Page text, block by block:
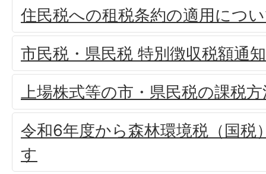
住民税への租税条約の適用につ
市民税・県民税 特別徴収税額通
上場株式等の市・県民税の課税
令和6年度から森林環境税（国税
す